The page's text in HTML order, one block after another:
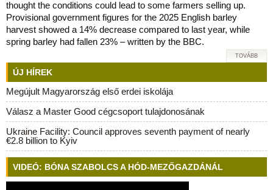
thought the conditions could lead to some farmers selling up.
Provisional government figures for the 2025 English barley
harvest showed a 14% decrease compared to last year, while
spring barley had fallen 23% – written by the BBC.
TOVÁBB
ÚJ HÍREK
Megújult Magyarország első erdei iskolája
Válasz a Master Good cégcsoport tulajdonosának
Ukraine Facility: Council approves seventh payment of nearly
€2.8 billion to Kyiv
VIDEÓ: BÓNA SZABOLCS A HÓD-MEZŐGAZDÁNÁL